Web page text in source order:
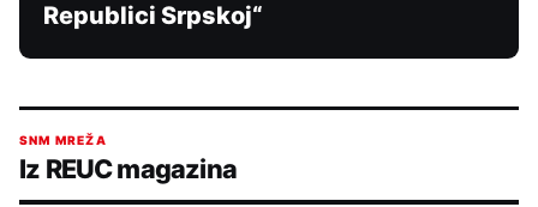
Republici Srpskoj“
SNM MREŽA
Iz REUC magazina